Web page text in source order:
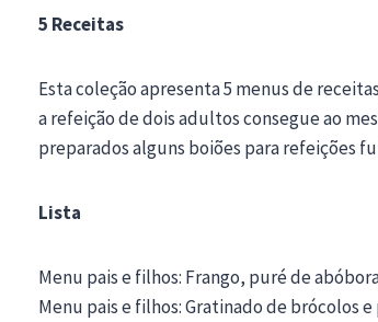
5 Receitas
Esta coleção apresenta 5 menus de
a refeição de dois adultos consegue ao
preparados alguns boiões para refeições
Lista
Menu pais e filhos: Frango, puré de
Menu pais e filhos: Gratinado de brócolos e